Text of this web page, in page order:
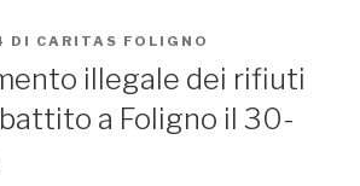
DI CARITAS FOLIGNO
illegale dei rifiuti
a Foligno il 30-